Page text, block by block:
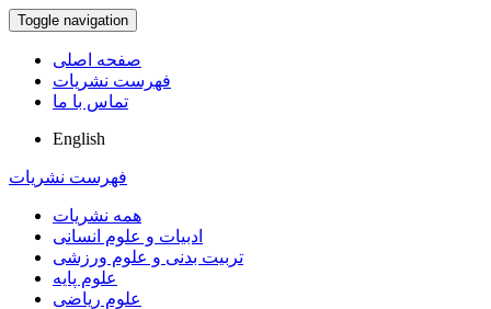
Toggle navigation
صفحه اصلی
فهرست نشریات
تماس با ما
English
فهرست نشریات
همه نشریات
ادبیات و علوم انسانی
تربیت بدنی و علوم ورزشی
علوم پایه
علوم ریاضی